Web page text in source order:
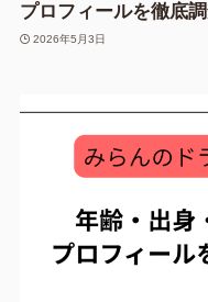
プロフィールを徹底調
2026年5月3日